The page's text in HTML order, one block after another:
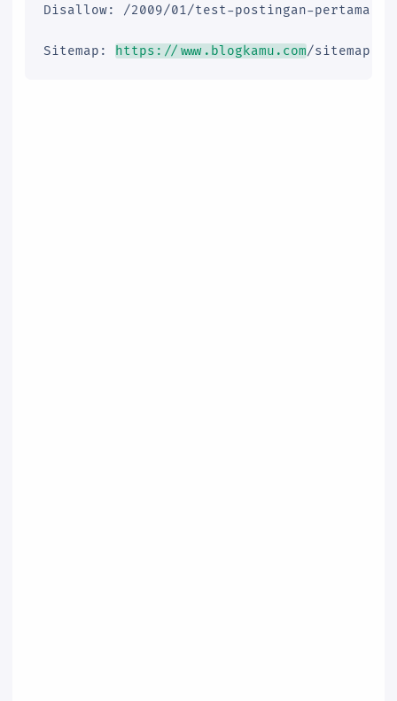
Disallow: /2009/01/test-postingan-
Sitemap: https://www.blogkamu.com/